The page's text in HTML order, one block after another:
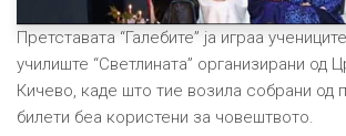
Претставата “Галебите” ја играа
училиште “Светлината” организирани од
Кичево, каде што тие возила собрани од
билети беа користени за човештвото.